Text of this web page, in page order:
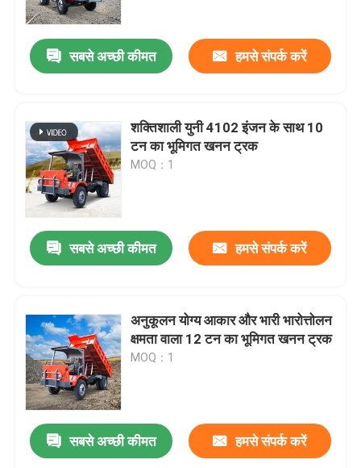
सबसे अच्छी कीमत हमसे संपर्क करें
शक्तिशाली युनी 4102 इंजन के साथ 10
टन का भूमिगत खनन ट्रक
MOQ：1
सबसे अच्छी कीमत हमसे संपर्क करें
अनुकूलन योग्य आकार और भारी भारोत्तोलन
क्षमता वाला 12 टन का भूमिगत खनन ट्रक
MOQ：1
सबसे अच्छी कीमत हमसे संपर्क करें